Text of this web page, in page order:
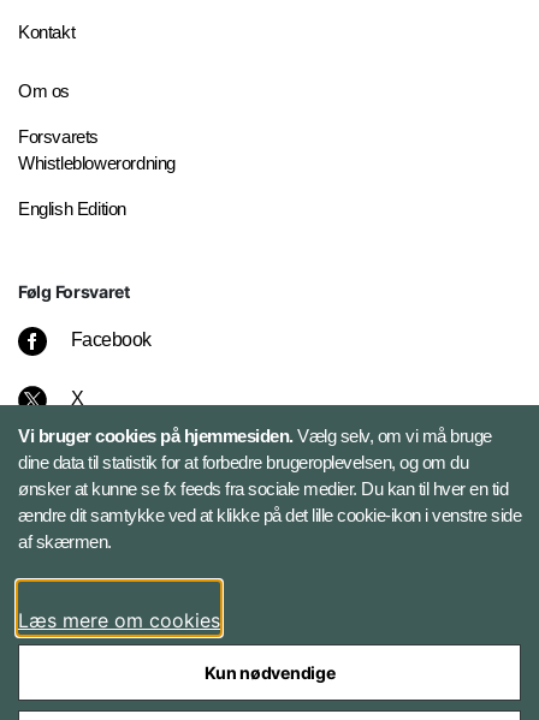
Kontakt
Om os
Forsvarets
Whistleblowerordning
English Edition
Følg Forsvaret
Facebook
X
Instagram
Bluesky
LinkedIn
Vi bruger cookies på hjemmesiden.Vælg selv, om vi må bruge
dine data til statistik for at forbedre brugeroplevelsen, og om du
ønsker at kunne se fx feeds fra sociale medier. Du kan til hver en tid
ændre dit samtykke ved at klikke på det lille cookie-ikon i venstre side
af skærmen.
Læs mere om cookies
Kun nødvendige